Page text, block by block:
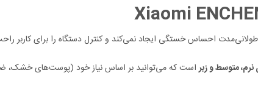
احساس خستگی ایجاد نمی‌کند و کنترل دستگاه را برای کاربر
متوسط و زبراست که می‌توانید بر اساس نیاز خود (پوست‌های خشک،